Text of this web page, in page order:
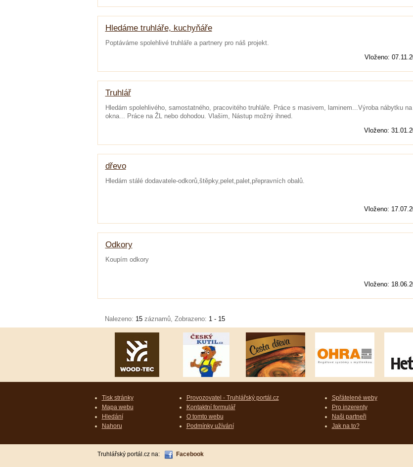
Hledáme truhláře, kuchyňáře
Poptáváme spolehlivé truhláře a partnery pro náš projekt.
Vloženo:
Truhlář
Hledám spolehlivého, samostatného, pracovitého truhláře. Práce s masivem, laminem...Výroba nábytku
okna... Práce na ŽL nebo dohodou. Vlašim, Nástup možný ihned.
Vloženo:
dřevo
Hledám stálé dodavatele-odkorů,štěpky,pelet,palet,přepravních obalů.
Vloženo:
Odkory
Koupím odkory
Vloženo:
Nalezeno: 15 záznamů, Zobrazeno: 1 - 15
Tisk stránky
Mapa webu
Hledání
Nahoru
Provozovatel - Truhlářský portál.cz
Kontaktní formulář
O tomto webu
Podmínky užívání
Spřátelené weby
Pro inzerenty
Naši partneři
Jak na to?
Truhlářský portál.cz na: Facebook